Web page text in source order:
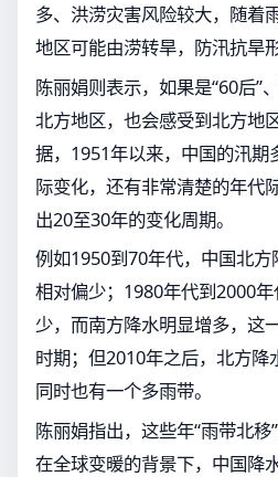
多、洪涝灾害风险较大，随着
地区可能由涝转旱，防汛抗旱
陈丽娟则表示，如果是“60后”
北方地区，也会感受到北方地
据，1951年以来，中国的汛期
际变化，还有非常清楚的年代
出20至30年的变化周期。
例如1950到70年代，中国北
相对偏少；1980年代到2000
少，而南方降水明显增多，这
时期；但2010年之后，北方降
同时也有一个多雨带。
陈丽娟指出，这些年“雨带北
在全球变暖的背景下，中国降